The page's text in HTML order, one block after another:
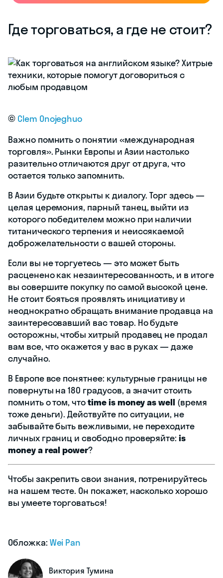
Где торговаться, а где не стоит?
© Clem Onojeghuo
Важно помнить о понятии «международная
торговля». Рынки Европы и Азии настолько
разительно отличаются друг от друга, что
остается только запомнить.
В Азии будьте открыты к диалогу. Торг здесь —
целая церемония, парный танец, выйти из
которого победителем можно при наличии
титанического терпения и неиссякаемой
доброжелательности с вашей стороны.
Если вы не торгуетесь — это может быть
расценено как незаинтересованность, и в итоге
вы совершите покупку по самой высокой цене.
Не стоит бояться проявлять инициативу и
неоднократно обращать внимание продавца на
заинтересовавший вас товар. Но будьте
осторожны, чтобы хитрый продавец не продал
вам все, что окажется у вас в руках — даже
случайно.
В Европе все понятнее: культурные границы не
повернуты на 180 градусов, а значит стоить
помнить о том, чтоtime is money as well (время
тоже деньги). Действуйте по ситуации, не
забывайте быть вежливыми, не переходите
личных границ и свободно проверяйте: is
money a real power?
Чтобы закрепить свои знания, потренируйтесь
на нашем тесте. Он покажет, насколько хорошо
вы умеете торговаться!
Обложка: Wei Pan
Виктория Тумина